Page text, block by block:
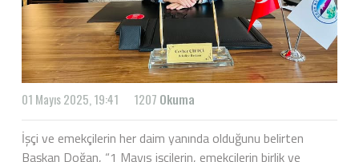
01 Mayıs 2025, 19:41 1207 Okuma
İşçi ve emekçilerin her daim yanında olduğunu belirten
Başkan Doğan, “1 Mayıs işçilerin, emekçilerin birlik ve